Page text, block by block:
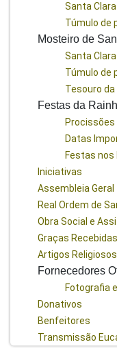
Santa
Túmulo de
Mosteiro de
Santa
Túmulo de
Tesouro da
Festas da
Procissões
Datas
Festas nos
Iniciativas
Assembleia Geral
Real Ordem de
Obra Social e
Graças Recebidas
Artigos Religiosos
Fornecedores
Fotografia
Donativos
Benfeitores
Transmissão